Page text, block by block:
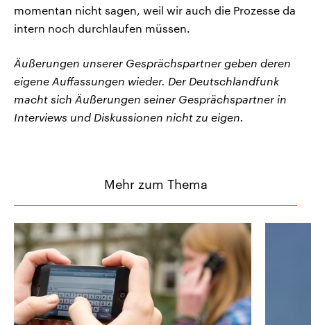
momentan nicht sagen, weil wir auch die Prozesse da
intern noch durchlaufen müssen.
Äußerungen unserer Gesprächspartner geben deren
eigene Auffassungen wieder. Der Deutschlandfunk
macht sich Äußerungen seiner Gesprächspartner in
Interviews und Diskussionen nicht zu eigen.
Mehr zum Thema